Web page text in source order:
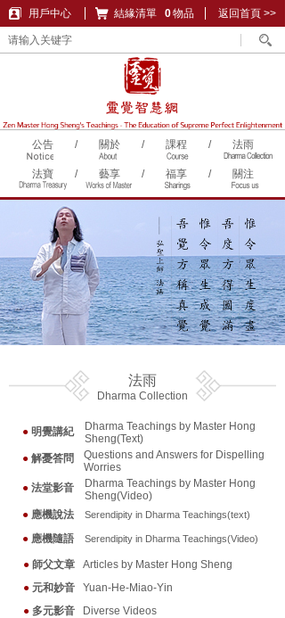
結緣清單
購物車 0物品
用戶中心 返回首頁 >>
公告/ 關於/ 課程 / 法雨
法寶/ 藝享/ 福享/ 關注
法雨
Dharma Collection
Dharma Teachings by Master Hong
Sheng(Text)
● 明覺講紀
● 解憂答問
Questions and Answers for Dispelling
Worries
● 法堂影音
Dharma Teachings by Master Hong
Sheng(Video)
● 應機說法 Serendipity in Dharma Teachings(text)
● 應機隨語 Serendipity in Dharma Teachings(Video)
● 師父文章 Articles by Master Hong Sheng
● 元和妙音 Yuan-He-Miao-Yin
● 多元影音
Diverse Videos